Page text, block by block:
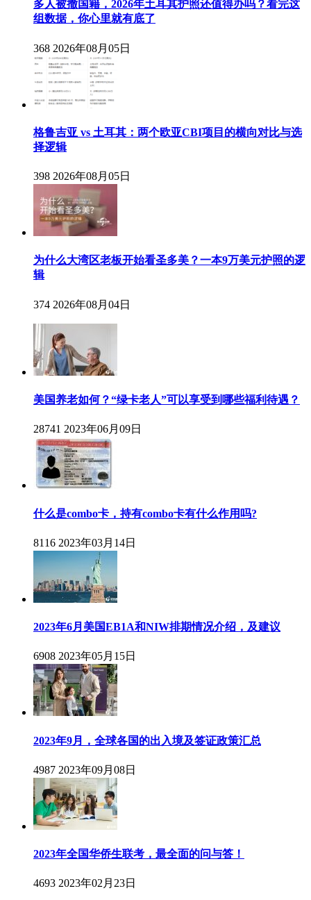
多人被撤国籍，2026年土耳其护照还值得办吗？看完这
组数据，你心里就有底了
368 2026年08月05日
格鲁吉亚 vs 土耳其：两个欧亚CBI项目的横向对比与选
择逻辑
398 2026年08月05日
为什么大湾区老板开始看圣多美？一本9万美元护照的逻
辑
374 2026年08月04日
美国养老如何？“绿卡老人”可以享受到哪些福利待遇？
28741 2023年06月09日
什么是combo卡，持有combo卡有什么作用吗?
8116 2023年03月14日
2023年6月美国EB1A和NIW排期情况介绍，及建议
6908 2023年05月15日
2023年9月，全球各国的出入境及签证政策汇总
4987 2023年09月08日
2023年全国华侨生联考，最全面的问与答！
4693 2023年02月23日